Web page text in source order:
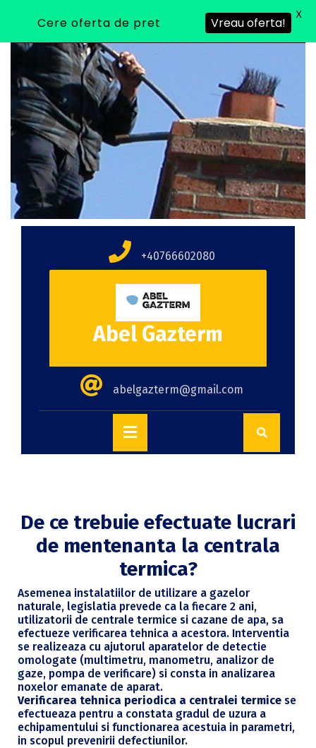
+40766602080
Abel Gazterm
abelgazterm@gmail.com
De ce trebuie efectuate lucrari
de mentenanta la centrala
termica?
Asemenea instalatiilor de utilizare a gazelor
naturale, legislatia prevede ca la fiecare 2 ani,
utilizatorii de centrale termice si cazane de apa, sa
efectueze verificarea tehnica a acestora. Interventia
se realizeaza cu ajutorul aparatelor de detectie
omologate (multimetru, manometru, analizor de
gaze, pompa de verificare) si consta in analizarea
noxelor emanate de aparat.
Verificarea tehnica periodica a centralei termice se
efectueaza pentru a constata gradul de uzura a
echipamentului si functionarea acestuia in parametri,
in scopul prevenirii defectiunilor.
Cere oferta de pret Vreau oferta!
X